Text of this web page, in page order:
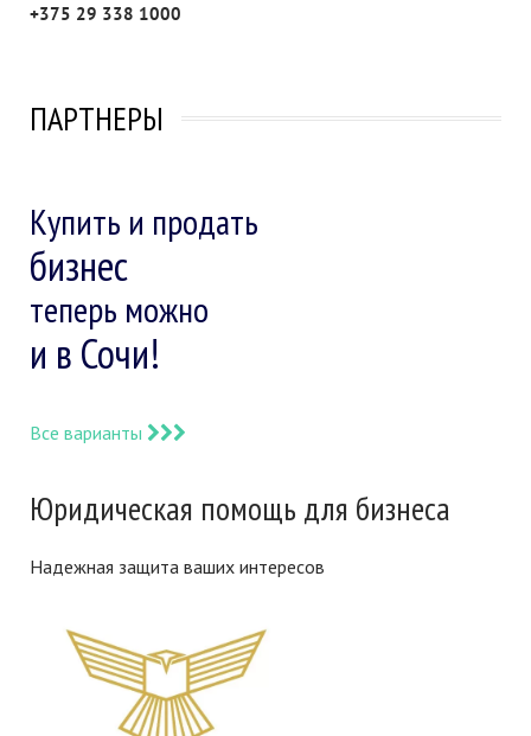
+375 29 338 1000
ПАРТНЕРЫ
Купить и продать
бизнес
теперь можно
и в Сочи!
Все варианты
Юридическая помощь для бизнеса
Надежная защита ваших интересов